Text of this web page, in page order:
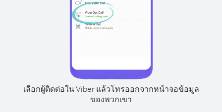
เลือกผู้ติดต่อใน Viber แล้วโทรออกจากหน้าจอข้อมูล
ของพวกเขา